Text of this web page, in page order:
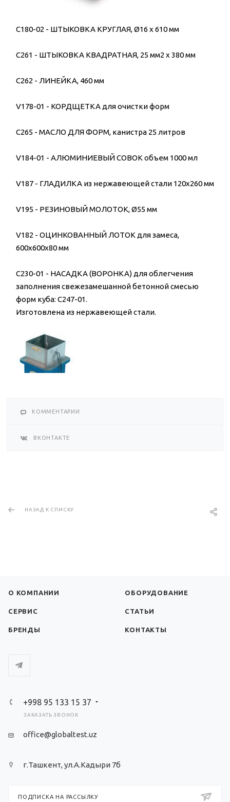
C180-02 - ШТЫКОВКА КРУГЛАЯ, Ø16 x 610 мм
C261 - ШТЫКОВКА КВАДРАТНАЯ, 25 мм2 x 380 мм
C262 - ЛИНЕЙКА, 460 мм
V178-01 - КОРДЩЕТКА для очистки форм
C265 - МАСЛО ДЛЯ ФОРМ, канистра 25 литров
V184-01 - АЛЮМИНИЕВЫЙ СОВОК объем 1000 мл
V187 - ГЛАДИЛКА из нержавеющей стали 120x260 мм
V195 - РЕЗИНОВЫЙ МОЛОТОК, Ø55 мм
V182 - ОЦИНКОВАННЫЙ ЛОТОК для замеса,
600x600x80 мм
C230-01 - НАСАДКА (ВОРОНКА) для облегчения
заполнения свежезамешанной бетонной смесью
форм куба: C247-01.
Изготовлена из нержавеющей стали.
КОММЕНТАРИИ
ВКОНТАКТЕ
НАЗАД К СПИСКУ
О КОМПАНИИ ОБОРУДОВАНИЕ
СЕРВИС СТАТЬИ
БРЕНДЫ КОНТАКТЫ
+998 95 133 15 37
ЗАКАЗАТЬ ЗВОНОК
office@globaltest.uz
г.Ташкент, ул.А.Кадыри 7б
ПОДПИСКА НА РАССЫЛКУ